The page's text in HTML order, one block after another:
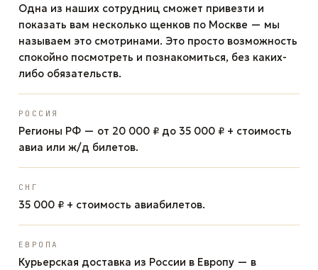
Одна из наших сотрудниц сможет привезти и
показать вам несколько щенков по Москве — мы
называем это смотринами. Это просто возможность
спокойно посмотреть и познакомиться, без каких-
либо обязательств.
РОССИЯ
Регионы РФ — от 20 000 ₽ до 35 000 ₽ + стоимость
авиа или ж/д билетов.
СНГ
35 000 ₽ + стоимость авиабилетов.
ЕВРОПА
Курьерская доставка из России в Европу — в